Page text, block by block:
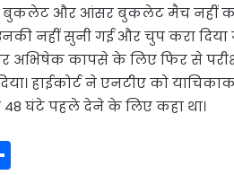
बुकलेट और आंसर बुकलेट मैच नहीं कर
नहीं सुनी गई और चुप करा
अभिषेक कापसे के लिए फिर से
हाईकोर्ट ने एनटीए को
घंटे पहले देने के लिए कहा था।